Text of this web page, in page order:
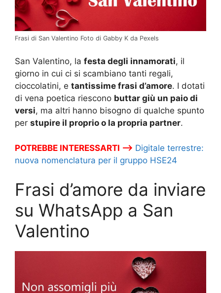
Frasi di San Valentino Foto di Gabby K da Pexels
San Valentino, la festa degli innamorati, il
giorno in cui ci si scambiano tanti regali,
cioccolatini, e tantissime frasi d’amore. I dotati
di vena poetica riescono buttar giù un paio di
versi, ma altri hanno bisogno di qualche spunto
per stupire il proprio o la propria partner.
POTREBBE INTERESSARTI –> Digitale terrestre:
nuova nomenclatura per il gruppo HSE24
Frasi d’amore da inviare
su WhatsApp a San
Valentino